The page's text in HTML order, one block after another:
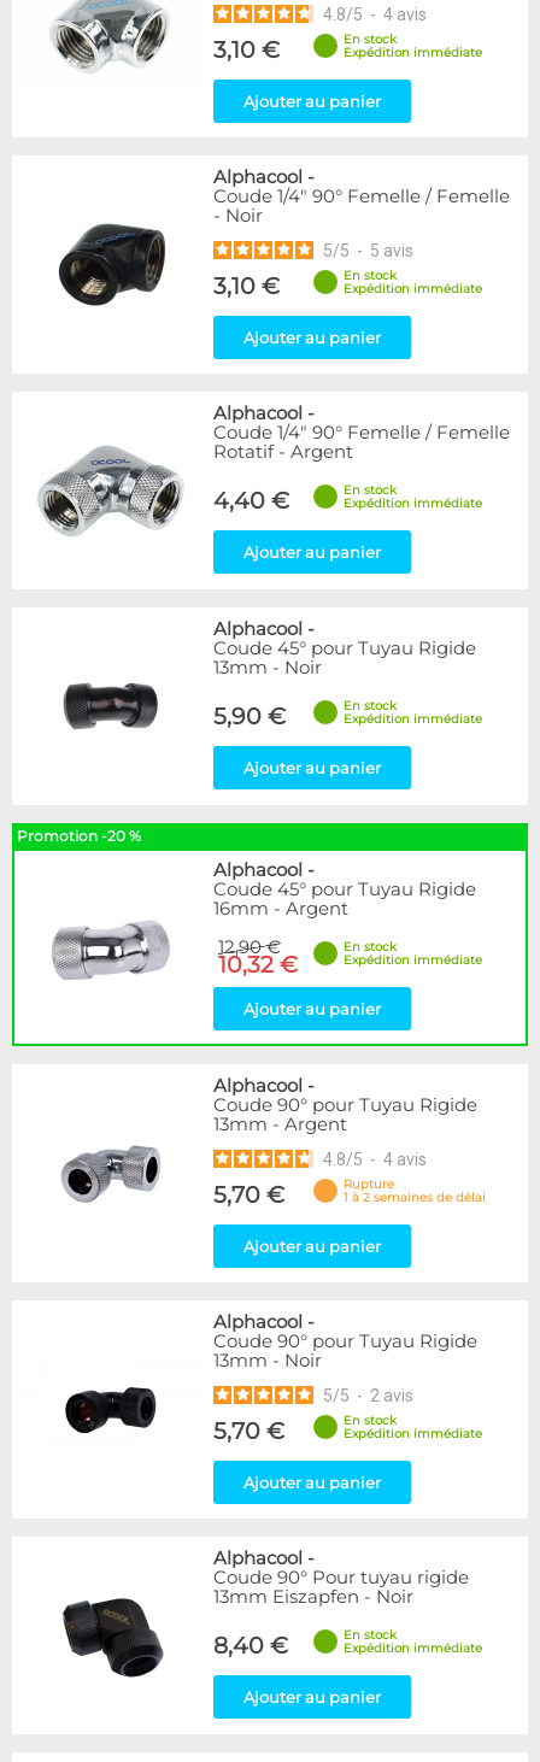
4.8/5 - 4 avis
3,10 €
En stock
Expédition immédiate
Ajouter au panier
Alphacool -
Coude 1/4" 90° Femelle / Femelle
- Noir
5/5 - 5 avis
3,10 €
En stock
Expédition immédiate
Ajouter au panier
Alphacool -
Coude 1/4" 90° Femelle / Femelle
Rotatif - Argent
4,40 €
En stock
Expédition immédiate
Ajouter au panier
Alphacool -
Coude 45° pour Tuyau Rigide
13mm - Noir
5,90 €
En stock
Expédition immédiate
Ajouter au panier
Promotion -20 %
Alphacool -
Coude 45° pour Tuyau Rigide
16mm - Argent
12,90 €
10,32 €
En stock
Expédition immédiate
Ajouter au panier
Alphacool -
Coude 90° pour Tuyau Rigide
13mm - Argent
4.8/5 - 4 avis
5,70 €
Rupture
1 à 2 semaines de délai
Ajouter au panier
Alphacool -
Coude 90° pour Tuyau Rigide
13mm - Noir
5/5 - 2 avis
5,70 €
En stock
Expédition immédiate
Ajouter au panier
Alphacool -
Coude 90° Pour tuyau rigide
13mm Eiszapfen - Noir
8,40 €
En stock
Expédition immédiate
Ajouter au panier